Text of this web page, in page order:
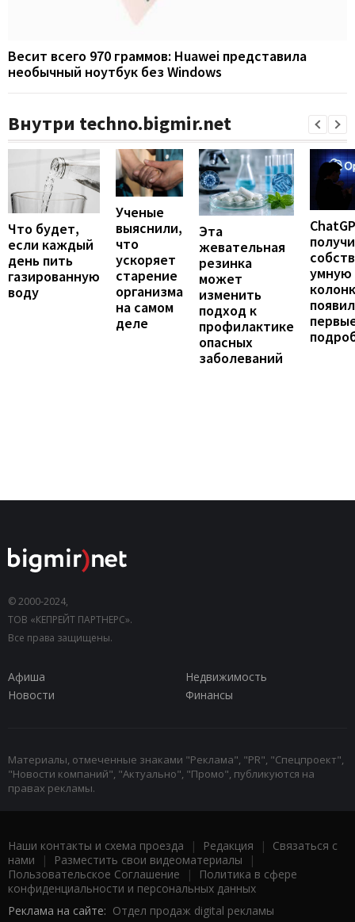
Весит всего 970 граммов: Huawei представила
необычный ноутбук без Windows
Внутри techno.bigmir.net
Что будет,
если каждый
день пить
газированную
воду
Ученые
выяснили,
что
ускоряет
старение
организма
на самом
деле
Эта
жевательная
резинка
может
изменить
подход к
профилактике
опасных
заболеваний
умную
© 2000-2024,
ТОВ «КЕПРЕЙТ ПАРТНЕРС».
Все права защищены.
Афиша
Недвижимость
Новости
Финансы
Материалы, отмеченные знаками "Реклама", "PR", "Спецпроект",
"Новости компаний", "Актуально", "Промо", публикуются на
правах рекламы.
Наши контакты и схема проезда | Редакция | Связаться с
нами | Разместить свои видеоматериалы |
Пользовательское Соглашение |
Политика в сфере
конфиденциальности и персональных данных
Реклама на сайте: Отдел продаж digital рекламы